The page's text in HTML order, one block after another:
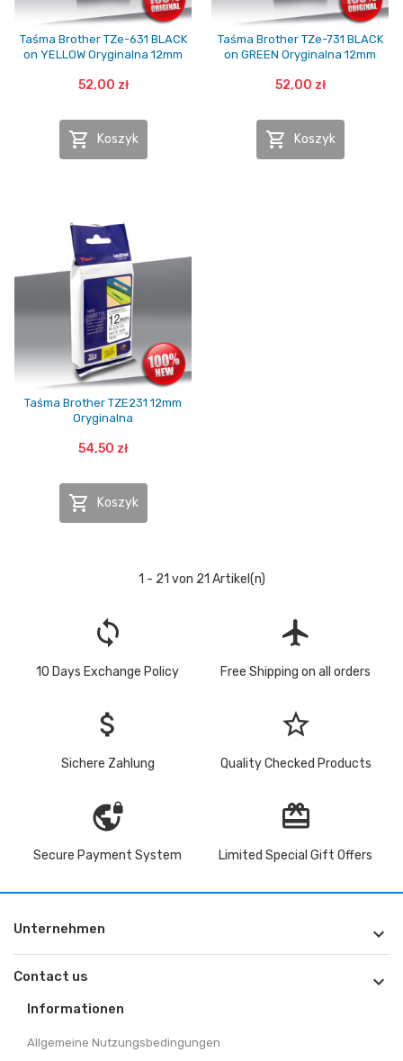
Taśma Brother TZe-631 BLACK
on YELLOW Oryginalna 12mm
52,00 zł
 Koszyk
Taśma Brother TZe-731 BLACK
on GREEN Oryginalna 12mm
52,00 zł
 Koszyk
Taśma Brother TZE231 12mm
Oryginalna
54,50 zł
 Koszyk
1 - 21 von 21 Artikel(n)
loop
10 Days Exchange Policy
flight
Free Shipping on all orders
attach_money
Sichere Zahlung
star_border
Quality Checked Products
vpn_lock
Secure Payment System
redeem
Limited Special Gift Offers
Unternehmen 
Contact us 
Informationen
Allgemeine Nutzungsbedingungen